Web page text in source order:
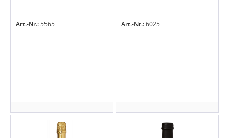
Art.-Nr.:5565 Art.-Nr.:6025